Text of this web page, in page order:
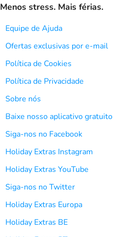
Menos stress. Mais férias.
Equipe de Ajuda
Ofertas exclusivas por e-mail
Política de Cookies
Política de Privacidade
Sobre nós
Baixe nosso aplicativo gratuito
Siga-nos no Facebook
Holiday Extras Instagram
Holiday Extras YouTube
Siga-nos no Twitter
Holiday Extras Europa
Holiday Extras BE